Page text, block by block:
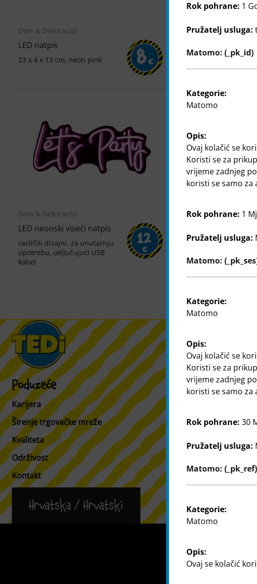
Dom & Dekoracija
LED natpis
23 x 4 x 13 cm, neon pink 8 €
Dom & Dekoracija
18 x 4 x 18 cm, neon pink
Dom & Dekoracija
LED neonski viseći natpis
različiti dizajni, za unutarnju
upotrebu, uključujući USB
kabel
12
€
Dom & Dekoracija
26 cm, mit
Helligkeitsstufen,
Poduzeće
Karijera
Širenje trgovačke mreže
Kvaliteta
Održivost
Kontakt
Kupac
Tražilica poslovnica
Hrvatska / Hrvatski
Rok pohrane: 1
Pružatelj usluga:
Matomo: (_pk_id)
Kategorie:
Matomo
Opis:
Ovaj kolačić se
Koristi se za
vrijeme zadnjeg
koristi se samo za
Rok pohrane: 1
Pružatelj usluga:
Matomo:
Kategorie:
Matomo
Opis:
Ovaj kolačić se
Koristi se za
vrijeme zadnjeg
koristi se samo za
Rok pohrane: 30
Pružatelj usluga:
Matomo: (_pk_ref)
Kategorie:
Matomo
Opis:
Ovaj se kolačić